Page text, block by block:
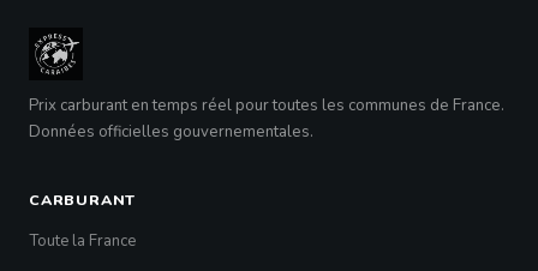
Prix carburant en temps réel pour toutes les communes de France.
Données officielles gouvernementales.
CARBURANT
Toute la France